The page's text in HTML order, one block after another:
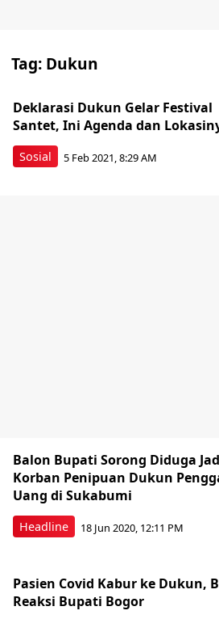
Tag: Dukun
Sosial
Deklarasi Dukun Gelar Festival
Santet, Ini Agenda dan
5 Feb 2021, 8:29 AM
Headline
Balon Bupati Sorong Diduga
Korban Penipuan Dukun
Uang di Sukabumi
18 Jun 2020, 12:11 PM
Pasien Covid Kabur ke Dukun,
Reaksi Bupati Bogor